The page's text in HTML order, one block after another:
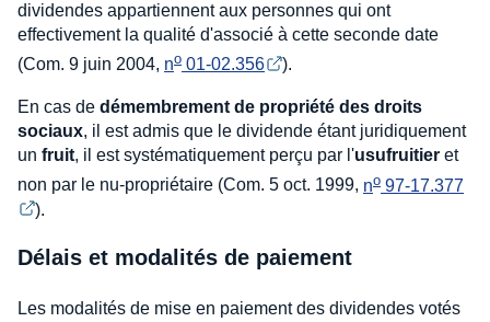
dividendes appartiennent aux personnes qui ont
effectivement la qualité d'associé à cette seconde date
(Com. 9 juin 2004, no 01-02.356 ).
En cas de démembrement de propriété des droits
sociaux, il est admis que le dividende étant juridiquement
un fruit, il est systématiquement perçu par l'usufruitier et
non par le nu-propriétaire (Com. 5 oct. 1999, no 97-17.377
).
Délais et modalités de paiement
Les modalités de mise en paiement des dividendes votés